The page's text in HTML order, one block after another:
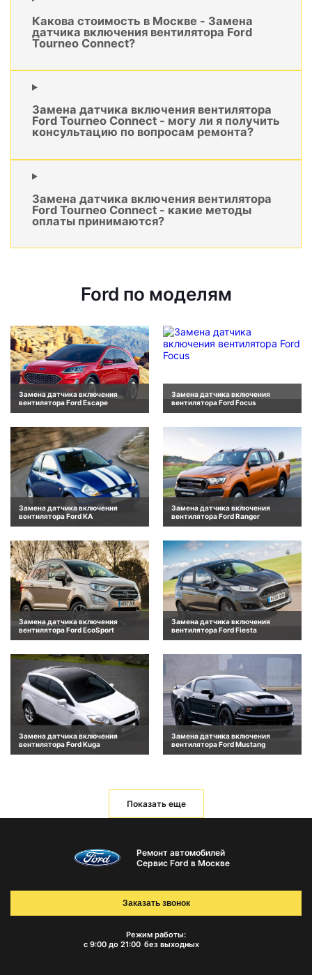
Какова стоимость в Москве - Замена
датчика включения вентилятора Ford
Tourneo Connect?
Замена датчика включения вентилятора
Ford Tourneo Connect - могу ли я получить
консультацию по вопросам ремонта?
Замена датчика включения вентилятора
Ford Tourneo Connect - какие методы
оплаты принимаются?
Ford по моделям
Замена датчика включения
вентилятора Ford Escape
Замена датчика включения
вентилятора Ford Focus
Замена датчика включения
вентилятора Ford KA
Замена датчика включения
вентилятора Ford Ranger
Замена датчика включения
вентилятора Ford EcoSport
Замена датчика включения
вентилятора Ford Fiesta
Замена датчика включения
вентилятора Ford Kuga
Замена датчика включения
вентилятора Ford Mustang
Показать еще
Ремонт автомобилей
Сервис Ford в Москве
Режим работы:
с 9:00 до 21:00 без выходных
Заказать звонок